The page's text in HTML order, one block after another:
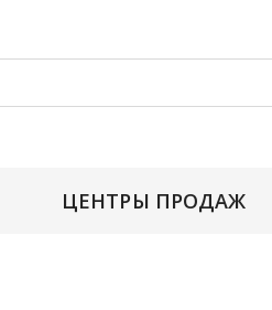
ЦЕНТРЫ ПРОДАЖ